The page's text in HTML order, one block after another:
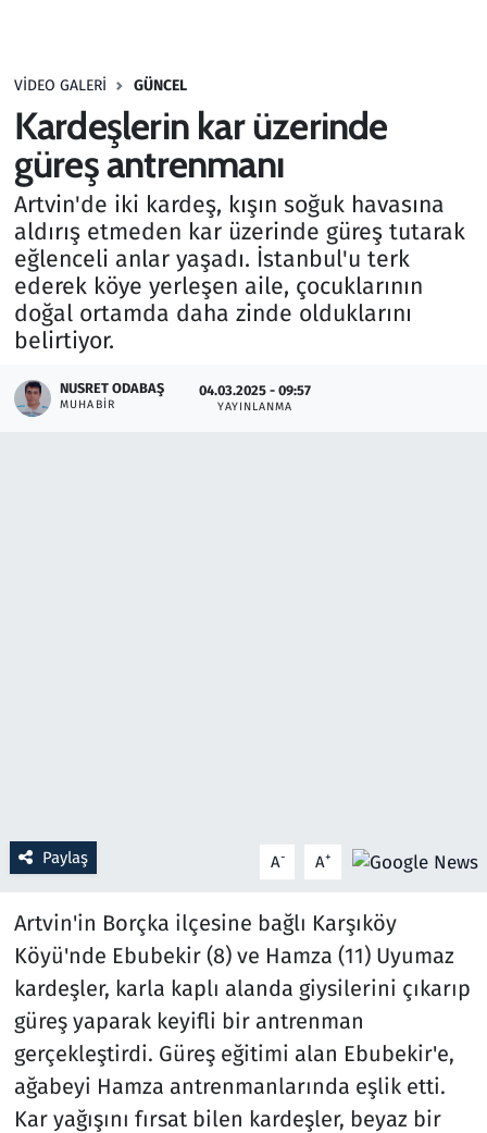
VIDEO GALERI GÜNCEL
Kardeşlerin kar üzerinde
güreş antrenmanı
Artvin'de iki kardeş, kışın soğuk havasına
aldırış etmeden kar üzerinde güreş tutarak
eğlenceli anlar yaşadı. İstanbul'u terk
ederek köye yerleşen aile, çocuklarının
doğal ortamda daha zinde olduklarını
belirtiyor.
NUSRET ODABAŞ
MUHABIR
04.03.2025 - 09:57
YAYINLANMA
Paylaş A- A+
Artvin'in Borçka ilçesine bağlı Karşıköy
Köyü'nde Ebubekir (8) ve Hamza (11) Uyumaz
kardeşler, karla kaplı alanda giysilerini çıkarıp
güreş yaparak keyifli bir antrenman
gerçekleştirdi. Güreş eğitimi alan Ebubekir'e,
ağabeyi Hamza antrenmanlarında eşlik etti.
Kar yağışını fırsat bilen kardeşler, beyaz bir
Haber
Kültür Sanat
Kurumsal Haberler
Lezzet Durağı
Memur ve Kamu
Teknoloji ve Bilim
Televizyon